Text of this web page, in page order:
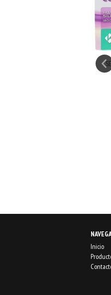
Inicio